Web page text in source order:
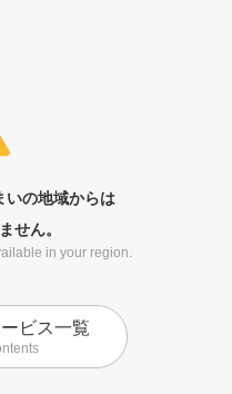
いの地域からは
せん。
in your region.
ビス一覧